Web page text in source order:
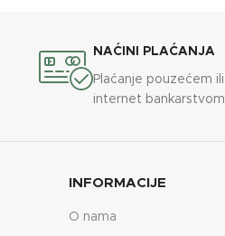
NAĆINI PLAĆANJA
Plaćanje pouzećem ili
internet bankarstvom
INFORMACIJE
O nama